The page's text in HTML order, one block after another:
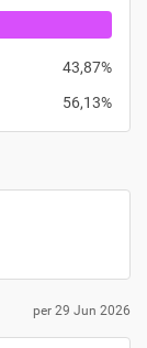
43,87%
56,13%
per 29 Jun 2026